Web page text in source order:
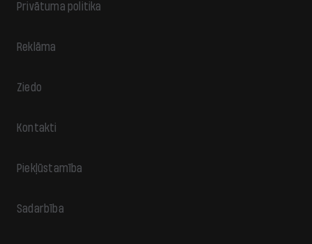
Privātuma politika
Reklāma
Ziedo
Kontakti
Piekļūstamība
Sadarbība